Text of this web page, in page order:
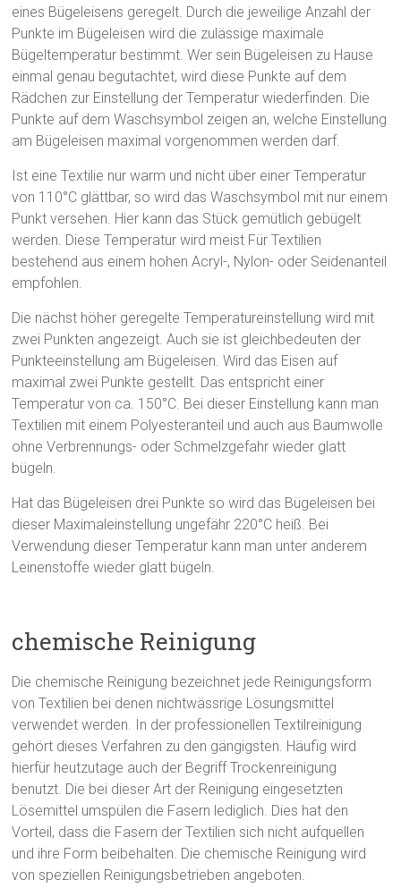
eines Bügeleisens geregelt. Durch die jeweilige Anzahl der
Punkte im Bügeleisen wird die zulässige maximale
Bügeltemperatur bestimmt. Wer sein Bügeleisen zu Hause
einmal genau begutachtet, wird diese Punkte auf dem
Rädchen zur Einstellung der Temperatur wiederfinden. Die
Punkte auf dem Waschsymbol zeigen an, welche Einstellung
am Bügeleisen maximal vorgenommen werden darf.
Ist eine Textilie nur warm und nicht über einer Temperatur
von 110°C glättbar, so wird das Waschsymbol mit nur einem
Punkt versehen. Hier kann das Stück gemütlich gebügelt
werden. Diese Temperatur wird meist Für Textilien
bestehend aus einem hohen Acryl-, Nylon- oder Seidenanteil
empfohlen.
Die nächst höher geregelte Temperatureinstellung wird mit
zwei Punkten angezeigt. Auch sie ist gleichbedeuten der
Punkteeinstellung am Bügeleisen. Wird das Eisen auf
maximal zwei Punkte gestellt. Das entspricht einer
Temperatur von ca. 150°C. Bei dieser Einstellung kann man
Textilien mit einem Polyesteranteil und auch aus Baumwolle
ohne Verbrennungs- oder Schmelzgefahr wieder glatt
bügeln.
Hat das Bügeleisen drei Punkte so wird das Bügeleisen bei
dieser Maximaleinstellung ungefähr 220°C heiß. Bei
Verwendung dieser Temperatur kann man unter anderem
Leinenstoffe wieder glatt bügeln.
chemische Reinigung
Die chemische Reinigung bezeichnet jede Reinigungsform
von Textilien bei denen nichtwässrige Lösungsmittel
verwendet werden. In der professionellen Textilreinigung
gehört dieses Verfahren zu den gängigsten. Häufig wird
hierfür heutzutage auch der Begriff Trockenreinigung
benutzt. Die bei dieser Art der Reinigung eingesetzten
Lösemittel umspülen die Fasern lediglich. Dies hat den
Vorteil, dass die Fasern der Textilien sich nicht aufquellen
und ihre Form beibehalten. Die chemische Reinigung wird
von speziellen Reinigungsbetrieben angeboten.